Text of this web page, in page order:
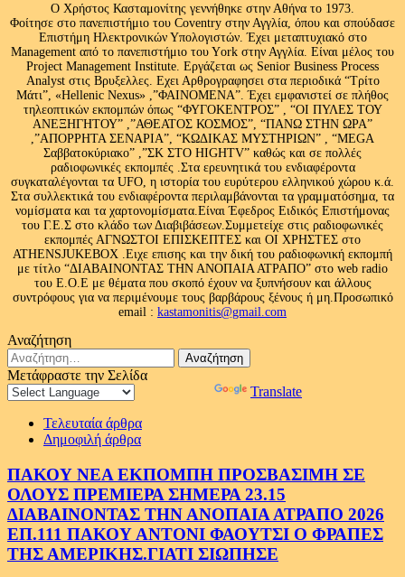
Ο Χρήστος Κασταμονίτης γεννήθηκε στην Αθήνα το 1973.
Φοίτησε στο πανεπιστήμιο του Coventry στην Αγγλία, όπου και σπούδασε
Επιστήμη Ηλεκτρονικών Υπολογιστών. Έχει μεταπτυχιακό στο
Management από το πανεπιστήμιο του Υork στην Αγγλία. Είναι μέλος του
Project Management Institute. Εργάζεται ως Senior Business Process
Analyst στις Βρυξελλες. Εχει Αρθρογραφησει στα περιοδικά “Τρίτο
Μάτι”, «Hellenic Nexus» ,”ΦΑΙΝΟΜΕΝΑ”. Έχει εμφανιστεί σε πλήθος
τηλεοπτικών εκπομπών όπως “ΦΥΓΟΚΕΝΤΡΟΣ” , “ΟΙ ΠΥΛΕΣ ΤΟΥ
ΑΝΕΞΗΓΗΤΟΥ” ,”ΑΘΕΑΤΟΣ ΚΟΣΜΟΣ”, “ΠΑΝΩ ΣΤΗΝ ΩΡΑ”
,”ΑΠΟΡΡΗΤΑ ΣΕΝΑΡΙΑ”, “ΚΩΔΙΚΑΣ ΜΥΣΤΗΡΙΩΝ” , “MEGA
Σαββατοκύριακο” ,”ΣΚ ΣΤΟ HIGHTV” καθώς και σε πολλές
ραδιοφωνικές εκπομπές .Στα ερευνητικά του ενδιαφέροντα
συγκαταλέγονται τα UFO, η ιστορία του ευρύτερου ελληνικού χώρου κ.ά.
Στα συλλεκτικά του ενδιαφέροντα περιλαμβάνονται τα γραμματόσημα, τα
νομίσματα και τα χαρτονομίσματα.Είναι Έφεδρος Ειδικός Επιστήμονας
του Γ.Ε.Σ στο κλάδο των Διαβιβάσεων.Συμμετείχε στις ραδιοφωνικές
εκπομπές ΑΓΝΩΣΤΟΙ ΕΠΙΣΚΕΠΤΕΣ και ΟΙ ΧΡΗΣΤΕΣ στο
ATHENSJUKEBOX .Ειχε επισης και την δική του ραδιοφωνική εκπομπή
με τίτλο “ΔΙΑΒΑΙΝΟΝΤΑΣ ΤΗΝ ΑΝΟΠΑΙΑ ΑΤΡΑΠΟ” στο web radio
του Ε.Ο.Ε με θέματα που σκοπό έχουν να ξυπνήσουν και άλλους
συντρόφους για να περιμένουμε τους βαρβάρους ξένους ή μη.Προσωπικό
email : kastamonitis@gmail.com
Αναζήτηση
Αναζήτηση
για:
Μετάφραστε την Σελίδα
Translate
Τελευταία άρθρα
Δημοφιλή άρθρα
ΠΑΚΟΥ ΝΕΑ ΕΚΠΟΜΠΗ ΠΡΟΣΒΑΣΙΜΗ ΣΕ
ΟΛΟΥΣ ΠΡΕΜΙΕΡΑ ΣΗΜΕΡΑ 23.15
ΔΙΑΒΑΙΝΟΝΤΑΣ ΤΗΝ ΑΝΟΠΑΙΑ ΑΤΡΑΠΟ 2026
ΕΠ.111 ΠΑΚΟΥ ΑΝΤΟΝΙ ΦΑΟΥΤΣΙ Ο ΦΡΑΠΕΣ
ΤΗΣ ΑΜΕΡΙΚΗΣ.ΓΙΑΤΙ ΣΙΩΠΗΣΕ